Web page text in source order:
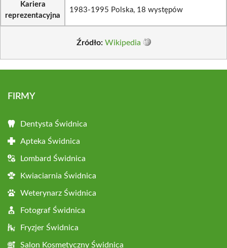
Kariera
reprezentacyjna
1983-1995 Polska, 18 występów
Źródło: Wikipedia
FIRMY
Dentysta Świdnica
Apteka Świdnica
Lombard Świdnica
Kwiaciarnia Świdnica
Weterynarz Świdnica
Fotograf Świdnica
Fryzjer Świdnica
Salon Kosmetyczny Świdnica